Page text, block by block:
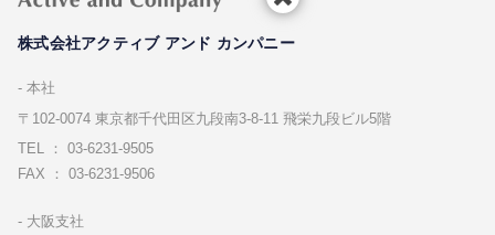
株式会社アクティブ アンド カンパニー
本社
〒102-0074 東京都千代⽥区九段南3-8-11 飛栄九段ビル5階
TEL ： 03-6231-9505
FAX ： 03-6231-9506
⼤阪⽀社